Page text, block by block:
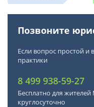
Позвоните
Если вопрос простой и
практики
8 499 938-59-27
Бесплатно для
круглосуточно